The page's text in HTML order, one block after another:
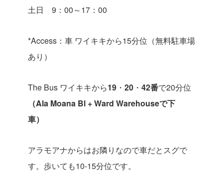
土日 9 ： 00～17 ： 00
*Access ：車 ワイキキから15分位（無料駐車場
あり）
The Bus ワイキキから19 ・ 20 ・ 42番で20分位
（Ala Moana Bl + Ward Warehouseで下
車）
アラモアナからはお隣りなので車だとスグで
す。歩いても10-15分位です。